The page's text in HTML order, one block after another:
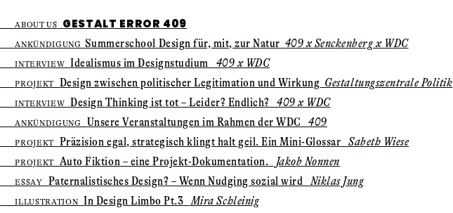
ABOUT US GESTALT ERROR 409
ANKÜNDIGUNG Summer­school Design für, mit, zur Natur 409 x Senckenberg x WDC
INTERVIEWIdealismus im Designstudium 409 x WDC
PROJEKT Design zwischen politischer Legitimation und Wirkung Gestaltungszentrale Politik
INTERVIEWDesign Thinking ist tot – Leider? Endlich? 409 x WDC
ANKÜNDIGUNG Unsere Veranstaltungen im Rahmen der WDC 409
PROJEKT Präzision egal, strategisch klingt halt geil. Ein Mini-Glossar Sabeth Wiese
PROJEKT Auto Fiktion – eine Projekt-Dokumentation. Jakob Nonnen
ESSAY Paternalistisches Design? – Wenn Nudging sozial wird Niklas Jung
ILLUSTRATIONIn Design Limbo Pt.3 Mira Schleinig